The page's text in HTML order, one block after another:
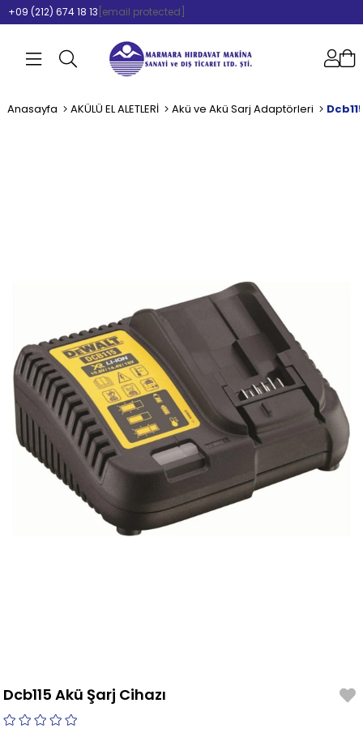
+09 (212) 674 18 13 [email protected]
Anasayfa AKÜLÜ EL ALETLERİ Akü ve Akü Sarj Adaptörleri
Dcb115 Akü Şarj Cihazı